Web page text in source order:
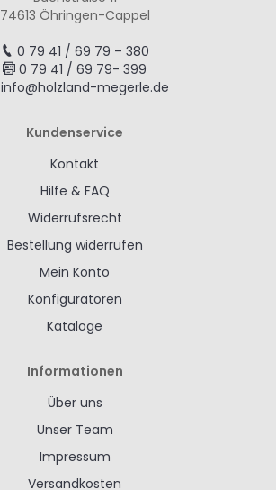
74613 Öhringen-Cappel
0 79 41 / 69 79 – 380
0 79 41 / 69 79- 399
info@holzland-megerle.de
Kundenservice
Kontakt
Hilfe & FAQ
Widerrufsrecht
Bestellung widerrufen
Mein Konto
Konfiguratoren
Kataloge
Informationen
Über uns
Unser Team
Impressum
Versandkosten